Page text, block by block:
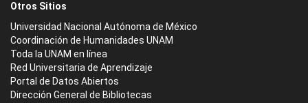
Otros Sitios
Universidad Nacional Autónoma de México
Coordinación de Humanidades UNAM
Toda la UNAM en línea
Red Universitaria de Aprendizaje
Portal de Datos Abiertos
Dirección General de Bibliotecas